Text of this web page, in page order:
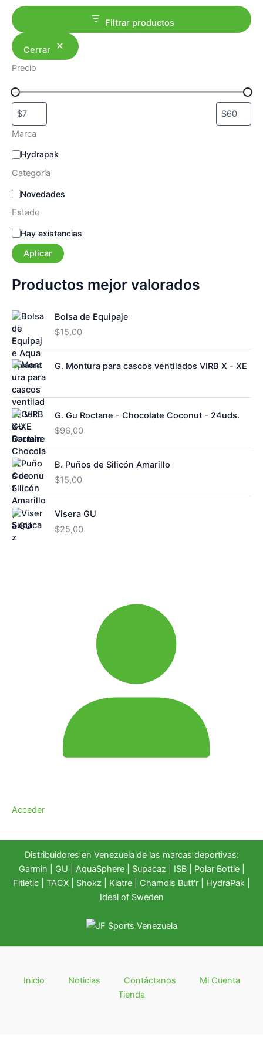
Filtrar productos
Cerrar
Precio
Marca
M
r
c
a
Hydrapak
Categoría
C
t
e
g
o
r
a
Novedades
Estado
E
s
t
d
o
Hay existencias
Aplicar
Productos mejor valorados
Bolsa de Equipaje
$15,00
G. Montura para cascos ventilados VIRB X - XE
G. Gu Roctane - Chocolate Coconut - 24uds.
$96,00
B. Puños de Silicón Amarillo
$15,00
Visera GU
$25,00
Acceder
Distribuidores en Venezuela de las marcas deportivas:
Garmin
GU AquaSphere| Supacaz | ISB | Polar Bottle|
Fitletic
TACX Shokz Klatre Chamois Butt'r HydraPak
Ideal of Sweden
Inicio Noticias Contáctanos
Mi Cuenta
Tienda